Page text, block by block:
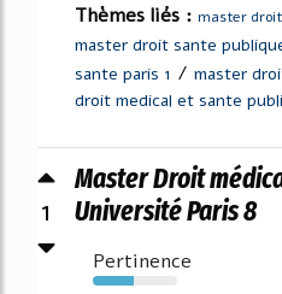
Thèmes liés : master
master droit sante
sante paris 1 / master
droit medical et sante
1
Master Droit
Université Paris 8
Pertinence
49%